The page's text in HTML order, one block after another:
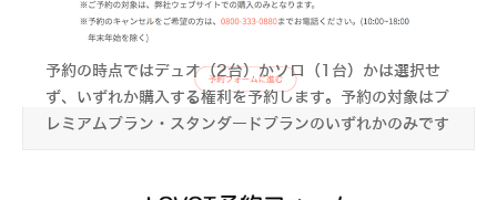
予約の時点ではデュオ（2台）かソロ（1台）かは選択せ
ず、いずれか購入する権利を予約します。予約の対象はプ
レミアムプラン・スタンダードプランのいずれかのみです